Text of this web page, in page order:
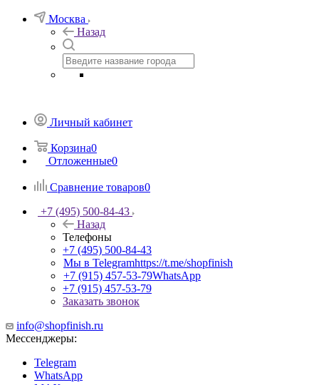
Москва
Назад
Личный кабинет
Корзина0
Отложенные0
Сравнение товаров0
+7 (495) 500-84-43
Назад
Телефоны
+7 (495) 500-84-43
Мы в Telegramhttps://t.me/shopfinish
+7 (915) 457-53-79WhatsApp
+7 (915) 457-53-79
Заказать звонок
info@shopfinish.ru
Мессенджеры:
Telegram
WhatsApp